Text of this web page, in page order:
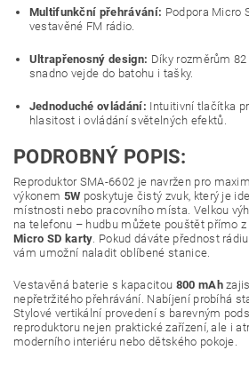
Multifunkční přehrávání: Podpora Micro
vestavěné FM rádio.
Ultrapřenosný design: Díky rozměrům
snadno vejde do batohu i tašky.
Jednoduché ovládání: Intuitivní tlačítka
hlasitost i ovládání světelných efektů.
PODROBNÝ POPIS:
Reproduktor SMA-6602 je navržen pro
výkonem 5W poskytuje čistý zvuk, který je
místnosti nebo pracovního místa. Velkou
na telefonu – hudbu můžete pouštět přímo z
Micro SD karty. Pokud dáváte přednost
vám umožní naladit oblíbené stanice.
Vestavěná baterie s kapacitou 800 mAh
nepřetržitého přehrávání. Nabíjení probíhá
Stylové vertikální provedení s barevným
reproduktoru nejen praktické zařízení, ale i
moderního interiéru nebo dětského pokoje.